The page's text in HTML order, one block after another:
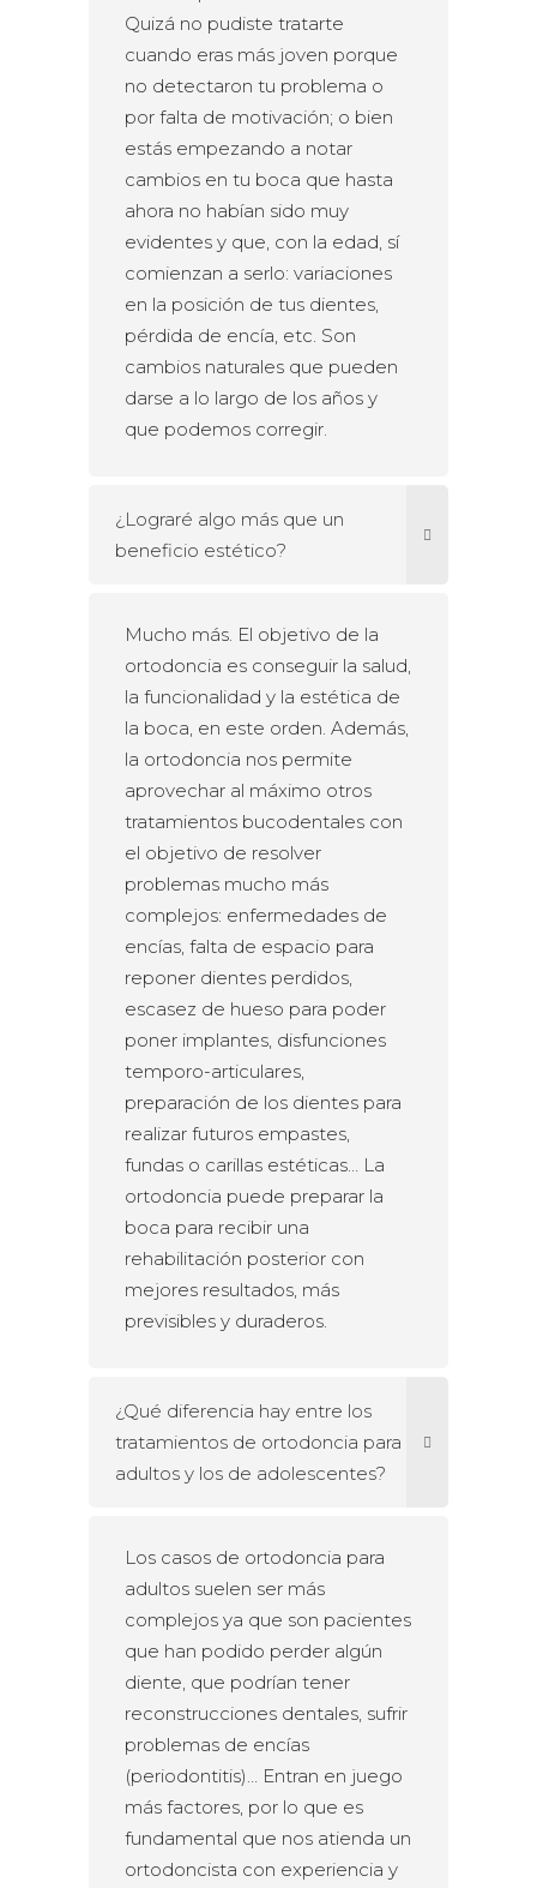
Quizá no pudiste tratarte
cuando eras más joven porque
no detectaron tu problema o
por falta de motivación; o bien
estás empezando a notar
cambios en tu boca que hasta
ahora no habían sido muy
evidentes y que, con la edad, sí
comienzan a serlo: variaciones
en la posición de tus dientes,
pérdida de encía, etc. Son
cambios naturales que pueden
darse a lo largo de los años y
que podemos corregir.
¿Lograré algo más que un
beneficio estético?
Mucho más. El objetivo de la
ortodoncia es conseguir la salud,
la funcionalidad y la estética de
la boca, en este orden. Además,
la ortodoncia nos permite
aprovechar al máximo otros
tratamientos bucodentales con
el objetivo de resolver
problemas mucho más
complejos: enfermedades de
encías, falta de espacio para
reponer dientes perdidos,
escasez de hueso para poder
poner implantes, disfunciones
temporo-articulares,
preparación de los dientes para
realizar futuros empastes,
fundas o carillas estéticas… La
ortodoncia puede preparar la
boca para recibir una
rehabilitación posterior con
mejores resultados, más
previsibles y duraderos.
¿Qué diferencia hay entre los
tratamientos de ortodoncia para
adultos y los de adolescentes?
Los casos de ortodoncia para
adultos suelen ser más
complejos ya que son pacientes
que han podido perder algún
diente, que podrían tener
reconstrucciones dentales, sufrir
problemas de encías
(periodontitis)… Entran en juego
más factores, por lo que es
fundamental que nos atienda un
ortodoncista con experiencia y